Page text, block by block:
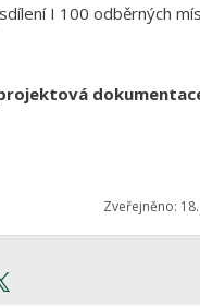
I 100 odběrných
Zveřejněno: